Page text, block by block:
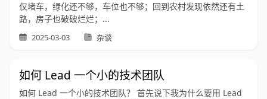
仅堵车，绿化还不够，车位也不够；回到农村发现依然还有土
路，房子也破破烂烂；...
2025-03-03 杂谈
如何 Lead 一个小的技术团队
如何 Lead 一个小的技术团队？ 首先说下我为什么要用 Lead